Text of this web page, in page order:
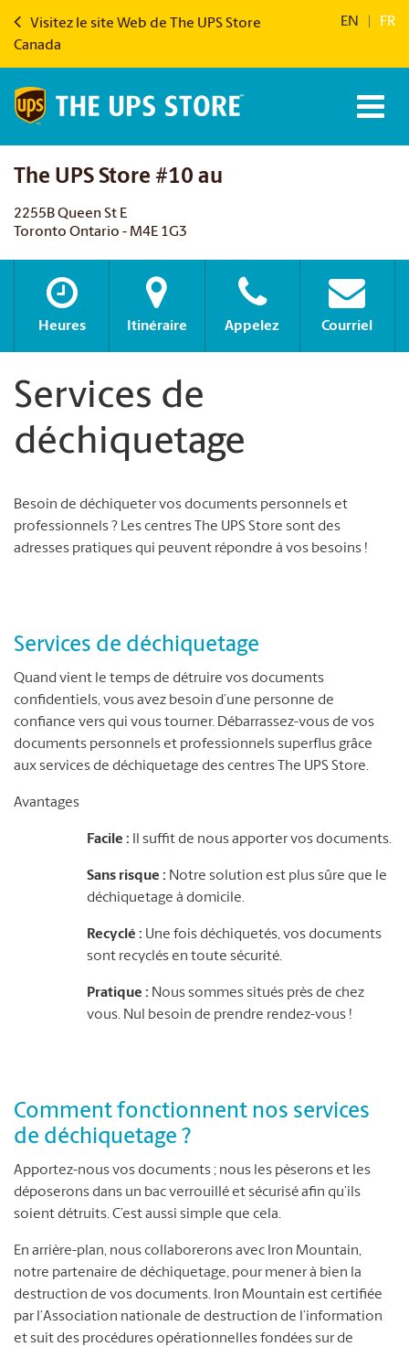
Visitez le site Web de The UPS Store
Canada
EN FR
The UPS Store #10 au
2255B Queen St E
Toronto Ontario - M4E 1G3
Heures Itinéraire Appelez Courriel
Services de
déchiquetage
Besoin de déchiqueter vos documents personnels et
professionnels ? Les centres The UPS Store sont des
adresses pratiques qui peuvent répondre à vos besoins !
Services de déchiquetage
Quand vient le temps de détruire vos documents
confidentiels, vous avez besoin d’une personne de
confiance vers qui vous tourner. Débarrassez-vous de vos
documents personnels et professionnels superflus grâce
aux services de déchiquetage des centres The UPS Store.
Avantages
Facile : Il suffit de nous apporter vos documents.
Sans risque : Notre solution est plus sûre que le
déchiquetage à domicile.
Recyclé : Une fois déchiquetés, vos documents
sont recyclés en toute sécurité.
Pratique : Nous sommes situés près de chez
vous. Nul besoin de prendre rendez-vous !
Comment fonctionnent nos services
de déchiquetage ?
Apportez-nous vos documents ; nous les pèserons et les
déposerons dans un bac verrouillé et sécurisé afin qu’ils
soient détruits. C’est aussi simple que cela.
En arrière-plan, nous collaborerons avec Iron Mountain,
notre partenaire de déchiquetage, pour mener à bien la
destruction de vos documents. Iron Mountain est certifiée
par l’Association nationale de destruction de l’information
et suit des procédures opérationnelles fondées sur de